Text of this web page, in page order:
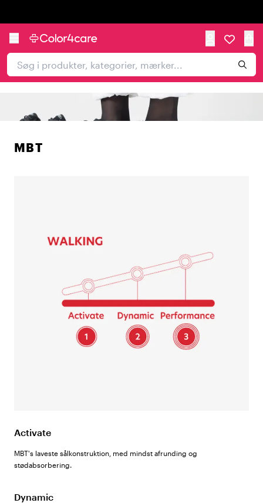
MBT
Activate
MBT's laveste sålkonstruktion, med mindst afrunding og
stødabsorbering.
Dynamic